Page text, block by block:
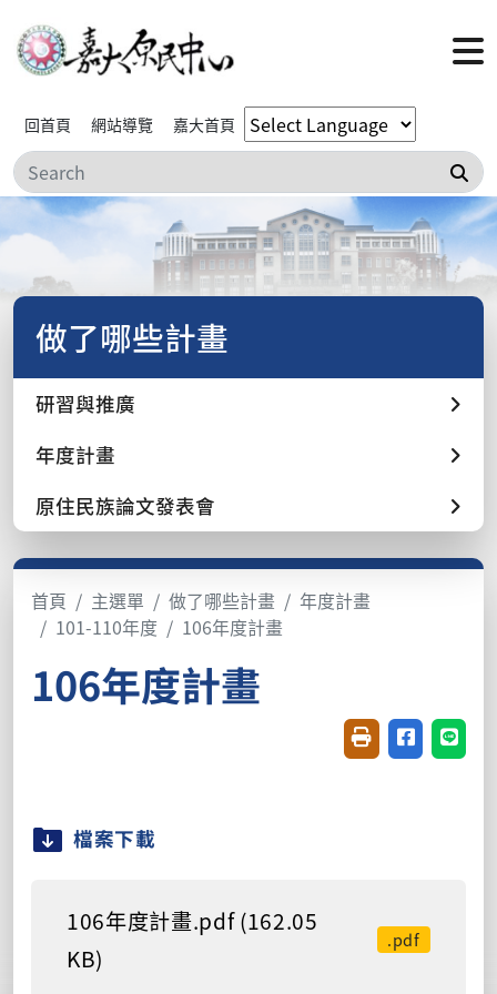
回首頁 網站導覽 嘉大首頁
搜
做了哪些計畫
研習與推廣
年度計畫
原住民族論文發表會
首頁 主選單 做了哪些計畫
年度計畫
101-110年度
106年度計畫
106年度計畫
友善列印(開新視
分享至臉書
分享
檔案下載
106年度計畫.pdf (162.05
KB)
.pdf